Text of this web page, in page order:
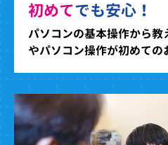
初めてでも安心！
パソコンの基本操作から
やパソコン操作が初めての